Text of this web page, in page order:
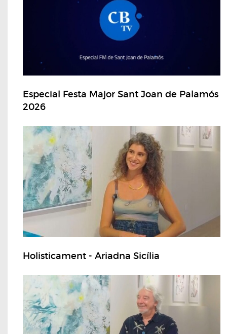
Especial Festa Major Sant Joan de Palamós
2026
Holisticament - Ariadna Sicília